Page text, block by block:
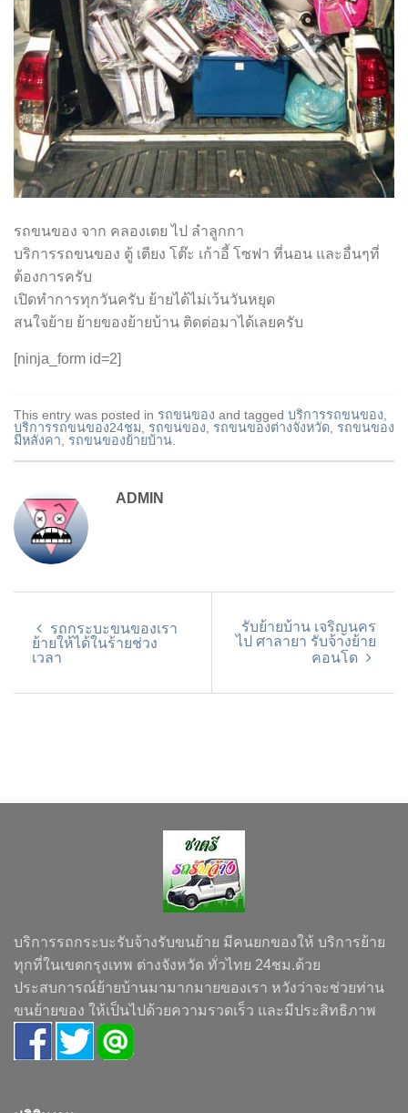
รถขนของ จาก คลองเตย ไป ลำลูกกา
บริการรถขนของ ตู้ เตียง โต๊ะ เก้าอี้ โซฟา ที่นอน และอื่นๆที่
ต้องการครับ
เปิดทำการทุกวันครับ ย้ายได้ไม่เว้นวันหยุด
สนใจย้าย ย้ายของย้ายบ้าน ติดต่อมาได้เลยครับ
[ninja_form id=2]
This entry was posted in รถขนของ and tagged บริการรถขนของ,
บริการรถขนของ24ชม, รถขนของ, รถขนของต่างจังหวัด, รถขนของ
มีหลังคา, รถขนของย้ายบ้าน.
ADMIN
รถกระบะขนของเรา
ย้ายให้ได้ในร้ายช่วง
เวลา
รับย้ายบ้าน เจริญนคร
ไป ศาลายา รับจ้างย้าย
คอนโด
บริการรถกระบะรับจ้างรับขนย้าย มีคนยกของให้ บริการย้าย
ทุกที่ในเขตกรุงเทพ ต่างจังหวัด ทั่วไทย 24ชม.ด้วย
ประสบการณ์ย้ายบ้านมามากมายของเรา หวังว่าจะช่วยท่าน
ขนย้ายของ ให้เป็นไปด้วยความรวดเร็ว และมีประสิทธิภาพ